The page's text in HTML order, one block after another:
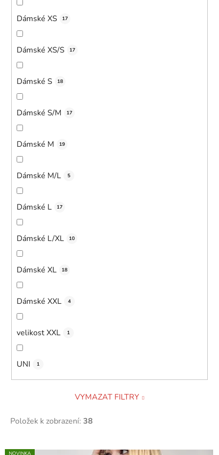
Dámské XS 17
Dámské XS/S 17
Dámské S 18
Dámské S/M 17
Dámské M 19
Dámské M/L 5
Dámské L 17
Dámské L/XL 10
Dámské XL 18
Dámské XXL 4
velikost XXL 1
UNI 1
VYMAZAT FILTRY
Položek k zobrazení: 38
VNOVINKA